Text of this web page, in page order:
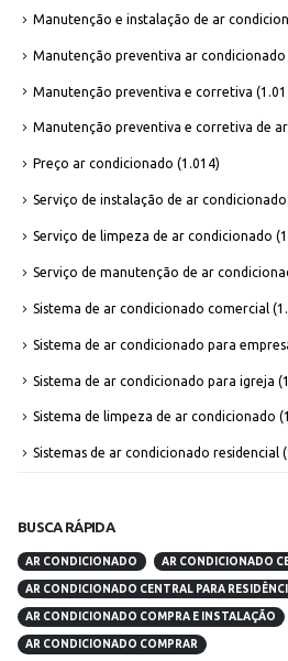
Manutenção e instalação de ar
Manutenção preventiva ar condicionado
Manutenção preventiva e corretiva
Manutenção preventiva e corretiva de
Preço ar condicionado (1.014)
Serviço de instalação de ar condicionado
Serviço de limpeza de ar condicionado
Serviço de manutenção de ar
Sistema de ar condicionado comercial
Sistema de ar condicionado para
Sistema de ar condicionado para igreja
Sistema de limpeza de ar condicionado
Sistemas de ar condicionado residencial
BUSCA RÁPIDA
AR CONDICIONADO AR CONDICIONADO
AR CONDICIONADO CENTRAL PARA
AR CONDICIONADO COMPRA E INSTALAÇÃO
AR CONDICIONADO COMPRAR